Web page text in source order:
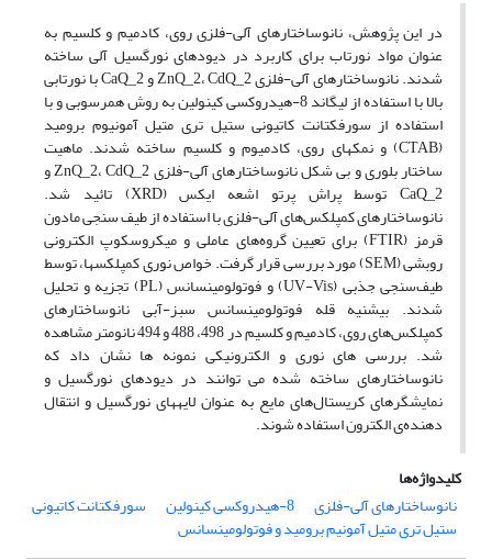
در این پژوهش، نانوساختارهای آلی-فلزی روی، کادمیم و کلسیم به
عنوان مواد نورتاب برای کاربرد در دیودهای نورگسیل آلی ساخته
شدند. نانوساختارهای آلی-فلزی ZnQ_2، CdQ_2 و CaQ_2 با نورتابی
بالا با استفاده از لیگاند 8-هیدروکسی کینولین به روش همرسوبی و با
استفاده از سورفکتانت کاتیونی ستیل تری متیل آمونیوم برومید
(CTAB) و نمک‏های روی، کادمیوم و کلسیم ساخته شدند. ماهیت
ساختار بلوری و بی شکل نانوساختارهای آلی-فلزی ZnQ_2، CdQ_2 و
CaQ_2 توسط پراش پرتو اشعه ایکس (XRD) تائید شد.
نانوساختارهای کمپلکس‌های آلی-فلزی با استفاده از طیف سنجی مادون
قرمز (FTIR) برای تعیین گروه‌های عاملی و میکروسکوپ الکترونی
روبشی (SEM) مورد بررسی قرار گرفت. خواص نوری کمپلکس‏ها، توسط
طیف‌سنجی جذبی (UV-Vis) و فوتولومینسانس (PL) تجزیه و تحلیل
شدند. بیشنیه قله فوتولومینسانس سبز-آبی نانوساختارهای
کمپلکس‌های روی، کادمیم و کلسیم در 498، 488 و 494 نانومتر مشاهده
شد. بررسی های نوری و الکترونیکی نمونه ها نشان داد که
نانوساختارهای ساخته شده می توانند در دیودهای نورگسیل و
نمایشگرهای کریستال‌های مایع به عنوان لایه‏های نورگسیل و انتقال
دهنده‌ی الکترون استفاده شوند.
کلیدواژه‌ها
نانوساختارهای آلی-فلزی
8-هیدروکسی کینولین سورفکتانت کاتیونی
ستیل تری متیل آمونیم برومید و فوتولومینسانس